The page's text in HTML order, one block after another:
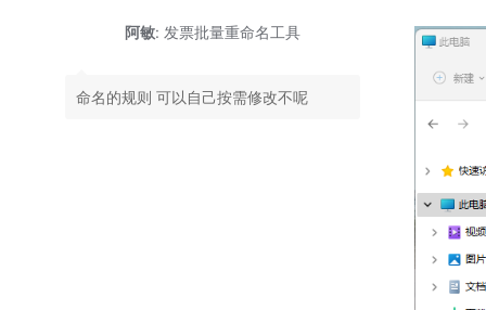
阿敏: 发票批量重命名工具
命名的规则 可以自己按需修改不呢